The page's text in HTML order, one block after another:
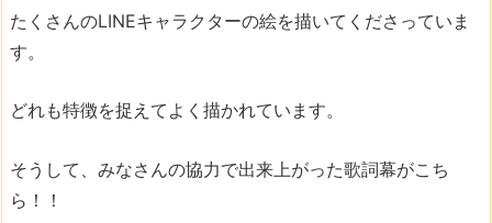
たくさんのLINEキャラクターの絵を描いてくださっていま
す。
どれも特徴を捉えてよく描かれています。
そうして、みなさんの協力で出来上がった歌詞幕がこち
ら！！